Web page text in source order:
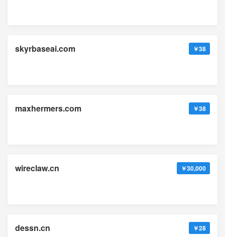
skyrbaseai.com ￥38
maxhermers.com ￥38
wireclaw.cn ￥30,000
dessn.cn ￥28